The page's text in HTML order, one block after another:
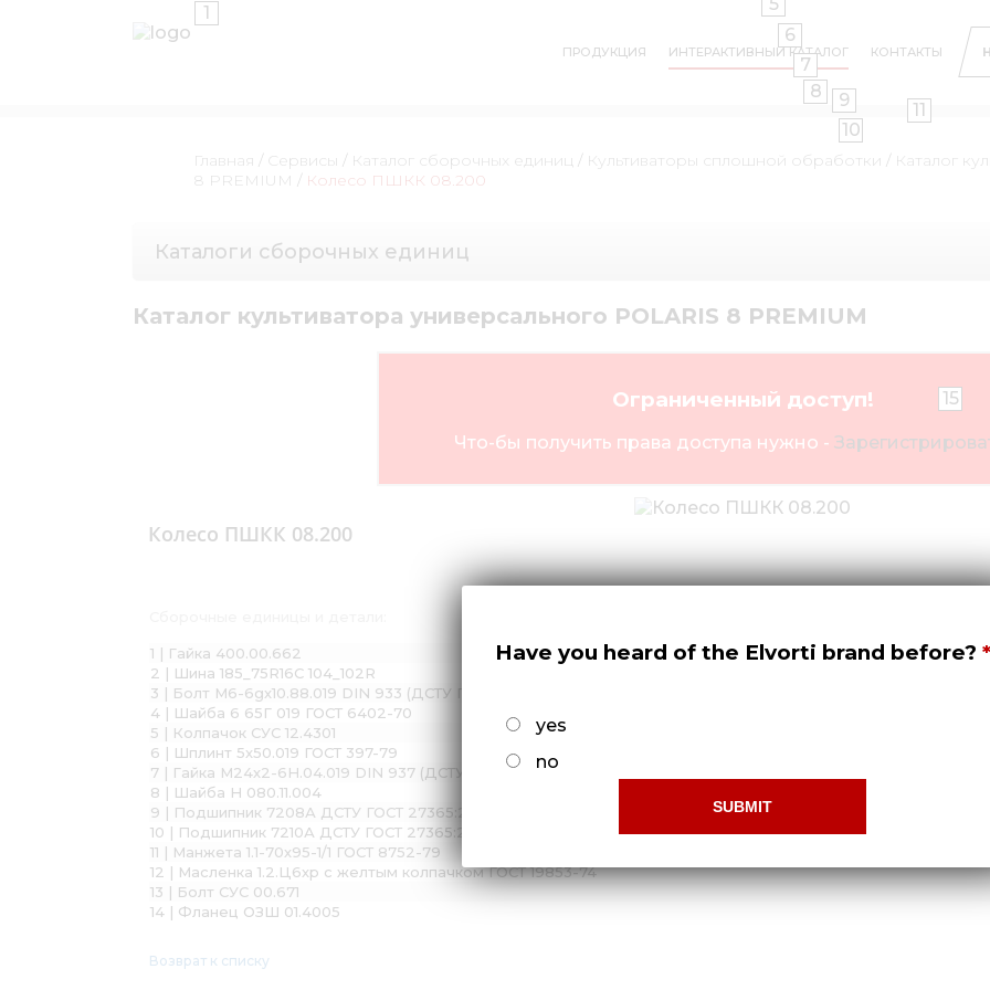
ПРОДУКЦИЯ ИНТЕРАКТИВНЫЙ КАТАЛОГ КОНТАКТЫ
Главная / Сервисы / Каталог сборочных единиц / Культиваторы сплошной обработки / Каталог
8 PREMIUM / Колесо ПШКК 08.200
Каталоги сборочных единиц
Каталог культиватора универсального POLARIS 8 PREMIUM
Ограниченный доступ!
Что-бы получить права доступа нужно -
Колесо ПШКК 08.200
1
6
7
8
9
10
11
15
1 | Гайка 400.00.662
2 | Шина 185_75R16C 104_102R
3 | Болт М6-6gх10.88.019 DIN 933 (ДСТУ ГОСТ 7798:2008)
4 | Шайба 6 65Г 019 ГОСТ 6402-70
5 | Колпачок СУС 12.4301
6 | Шплинт 5х50.019 ГОСТ 397-79
7 | Гайка М24х2-6Н.04.019 DIN 937 (ДСТУ ГОСТ 5919:2008)
8 | Шайба Н 080.11.004
9 | Подшипник 7208А ДСТУ ГОСТ 27365:2008
10 | Подшипник 7210А ДСТУ ГОСТ 27365:2008
11 | Манжета 1.1-70х95-1/1 ГОСТ 8752-79
12 | Масленка 1.2.Ц6хр с желтым колпачком ГОСТ 19853-74
13 | Болт СУС 00.671
14 | Фланец ОЗШ 01.4005
Возврат к списку
Have you heard of the Elvorti brand before?
yes
no